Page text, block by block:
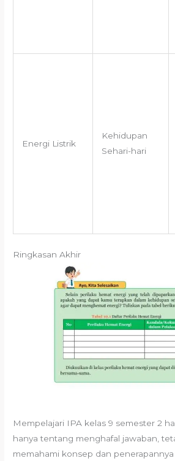
Energi Listrik
Kehidupan
Sehari-hari
Ringkasan Akhir
Mempelajari IPA kelas 9 semester 2
hanya tentang menghafal jawaban,
memahami konsep dan